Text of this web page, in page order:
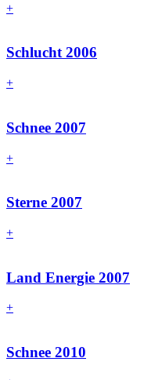
+
Schlucht 2006
+
Schnee 2007
+
Sterne 2007
+
Land Energie 2007
+
Schnee 2010